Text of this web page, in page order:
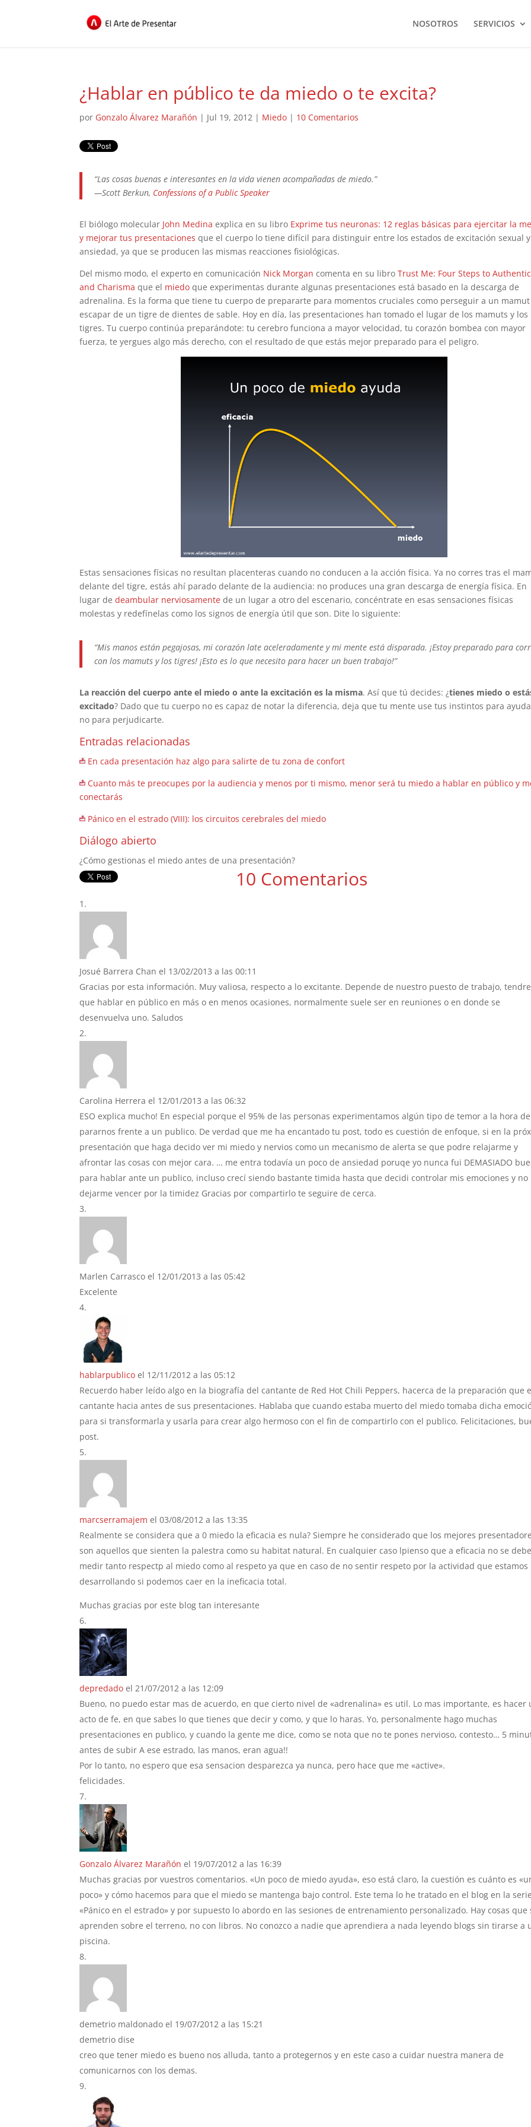
NOSOTROS SERVICIOS
¿Hablar en público te da miedo o te excita?
por Gonzalo Álvarez Marañón | Jul 19, 2012 | Miedo | 10 Comentarios
“Las cosas buenas e interesantes en la vida vienen acompañadas de miedo.”
—Scott Berkun, Confessions of a Public Speaker
El biólogo molecular John Medina explica en su libro Exprime tus neuronas: 12 reglas básicas para ejercitar la
y mejorar tus presentaciones que el cuerpo lo tiene difícil para distinguir entre los estados de excitación sexual
ansiedad, ya que se producen las mismas reacciones fisiológicas.
Del mismo modo, el experto en comunicación Nick Morgan comenta en su libroTrust Me: Four Steps to
and Charisma que el miedo que experimentas durante algunas presentaciones está basado en la descarga de
adrenalina. Es la forma que tiene tu cuerpo de prepararte para momentos cruciales como perseguir a un
escapar de un tigre de dientes de sable. Hoy en día, las presentaciones han tomado el lugar de los mamuts y los
tigres. Tu cuerpo continúa preparándote: tu cerebro funciona a mayor velocidad, tu corazón bombea con mayor
fuerza, te yergues algo más derecho, con el resultado de que estás mejor preparado para el peligro.
Estas sensaciones físicas no resultan placenteras cuando no conducen a la acción física. Ya no corres tras el
delante del tigre, estás ahí parado delante de la audiencia: no produces una gran descarga de energía física. En
lugar dedeambular nerviosamente de un lugar a otro del escenario, concéntrate en esas sensaciones físicas
molestas y redefínelas como los signos de energía útil que son. Dite lo siguiente:
“Mis manos están pegajosas, mi corazón late aceleradamente y mi mente está disparada. ¡Estoy preparado para
con los mamuts y los tigres! ¡Esto es lo que necesito para hacer un buen trabajo!”
La reacción del cuerpo ante el miedo o ante la excitación es la misma. Así que tú decides: ¿tienes miedo o
excitado? Dado que tu cuerpo no es capaz de notar la diferencia, deja que tu mente use tus instintos para
no para perjudicarte.
Entradas relacionadas
En cada presentación haz algo para salirte de tu zona de confort
Cuanto más te preocupes por la audiencia y menos por ti mismo, menor será tu miedo a hablar en público y
conectarás
Pánico en el estrado (VIII): los circuitos cerebrales del miedo
Diálogo abierto
¿Cómo gestionas el miedo antes de una presentación?
10 Comentarios
Josué Barrera Chan el 13/02/2013 a las 00:11
Gracias por esta información. Muy valiosa, respecto a lo excitante. Depende de nuestro puesto de trabajo,
que hablar en público en más o en menos ocasiones, normalmente suele ser en reuniones o en donde se
desenvuelva uno. Saludos
Carolina Herrera el 12/01/2013 a las 06:32
ESO explica mucho! En especial porque el 95% de las personas experimentamos algún tipo de temor a la hora de
pararnos frente a un publico. De verdad que me ha encantado tu post, todo es cuestión de enfoque, si en la
presentación que haga decido ver mi miedo y nervios como un mecanismo de alerta se que podre relajarme y
afrontar las cosas con mejor cara. … me entra todavía un poco de ansiedad poruqe yo nunca fui DEMASIADO
para hablar ante un publico, incluso crecí siendo bastante timida hasta que decidi controlar mis emociones y no
dejarme vencer por la timidez Gracias por compartirlo te seguire de cerca.
Marlen Carrasco el 12/01/2013 a las 05:42
Excelente
hablarpublico el 12/11/2012 a las 05:12
Recuerdo haber leído algo en la biografía del cantante de Red Hot Chili Peppers, hacerca de la preparación que
cantante hacia antes de sus presentaciones. Hablaba que cuando estaba muerto del miedo tomaba dicha
para si transformarla y usarla para crear algo hermoso con el fin de compartirlo con el publico. Felicitaciones,
post.
marcserramajem el 03/08/2012 a las 13:35
Realmente se considera que a 0 miedo la eficacia es nula? Siempre he considerado que los mejores
son aquellos que sienten la palestra como su habitat natural. En cualquier caso lpienso que a eficacia no se
medir tanto respectp al miedo como al respeto ya que en caso de no sentir respeto por la actividad que estamos
desarrollando si podemos caer en la ineficacia total.
Muchas gracias por este blog tan interesante
depredado el 21/07/2012 a las 12:09
Bueno, no puedo estar mas de acuerdo, en que cierto nivel de «adrenalina» es util. Lo mas importante, es hacer
acto de fe, en que sabes lo que tienes que decir y como, y que lo haras. Yo, personalmente hago muchas
presentaciones en publico, y cuando la gente me dice, como se nota que no te pones nervioso, contesto… 5
antes de subir A ese estrado, las manos, eran agua!!
Por lo tanto, no espero que esa sensacion desparezca ya nunca, pero hace que me «active».
felicidades.
Gonzalo Álvarez Marañón el 19/07/2012 a las 16:39
Muchas gracias por vuestros comentarios. «Un poco de miedo ayuda», eso está claro, la cuestión es cuánto es
poco» y cómo hacemos para que el miedo se mantenga bajo control. Este tema lo he tratado en el blog en la
«Pánico en el estrado» y por supuesto lo abordo en las sesiones de entrenamiento personalizado. Hay cosas que
aprenden sobre el terreno, no con libros. No conozco a nadie que aprendiera a nada leyendo blogs sin tirarse a
piscina.
demetrio maldonado el 19/07/2012 a las 15:21
demetrio dise
creo que tener miedo es bueno nos alluda, tanto a protegernos y en este caso a cuidar nuestra manera de
comunicarnos con los demas.